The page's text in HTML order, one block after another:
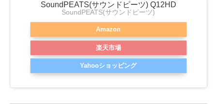
SoundPEATS(サウンドピーツ) Q12HD
SoundPEATS(サウンドピーツ)
Amazon
楽天市場
Yahooショッピング